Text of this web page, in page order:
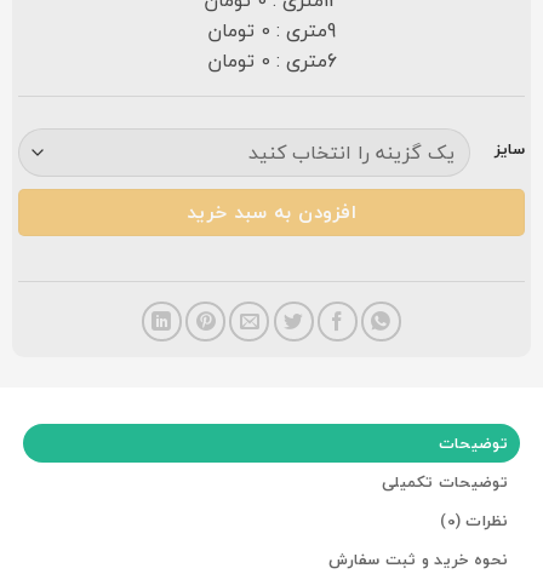
9متری : 0 تومان
6متری : 0 تومان
سایز
افزودن به سبد خرید
توضیحات
توضیحات تکمیلی
نظرات (0)
نحوه خرید و ثبت سفارش